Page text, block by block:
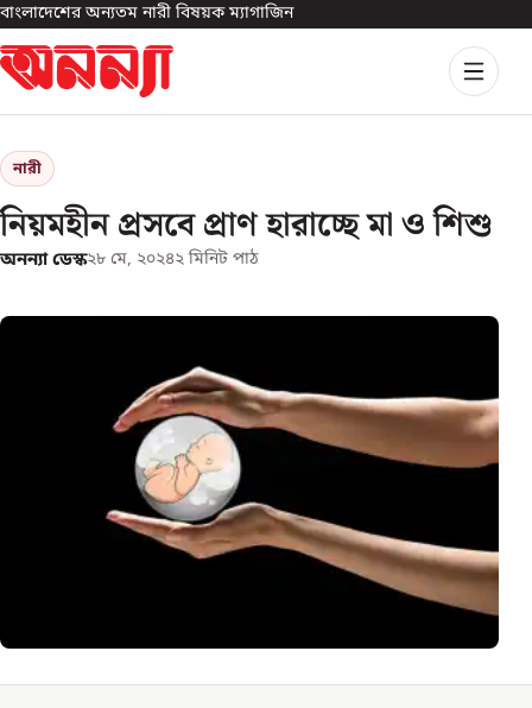
বাংলাদেশের অন্যতম নারী বিষয়ক ম্যাগাজিন
নারী
নিয়মহীন প্রসবে প্রাণ হারাচ্ছে মা ও শিশু
অনন্যা ডেস্ক২৮ মে, ২০২৪২ মিনিট পাঠ